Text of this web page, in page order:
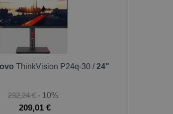
ThinkVision P24q-30 /24"
232,24 € - 10%
209,01 €